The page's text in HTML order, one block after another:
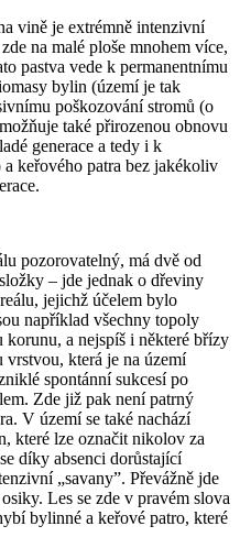
vině je extrémně intenzivní
na malé ploše mnohem více,
pastva vede k permanentnímu
bylin (území je tak
poškozování stromů (o
také přirozenou obnovu
generace a tedy i k
keřového patra bez jakékoliv
pozorovatelný, má dvě od
– jde jednak o dřeviny
jejichž účelem bylo
například všechny topoly
a nejspíš i některé břízy
která je na území
spontánní sukcesí po
Zde již pak není patrný
V území se také nachází
které lze označit nikolov za
díky absenci dorůstající
„savany”. Převážně jde
Les se zde v pravém slova
bylinné a keřové patro, které